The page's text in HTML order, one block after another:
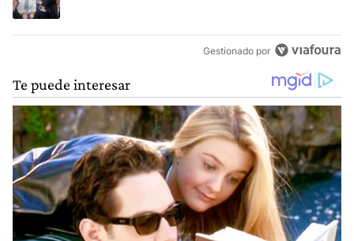
Gestionado por